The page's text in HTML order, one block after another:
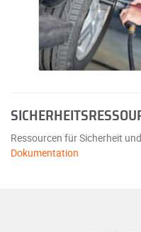
Ressourcen für Sicherheit
Dokumentation